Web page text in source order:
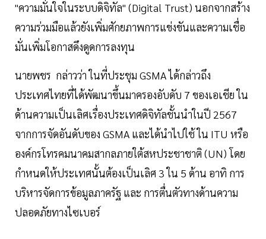
"ความมั่นใจในระบบดิจิทัล" (Digital Trust) นอกจากสร้าง
ความร่วมมือแล้วยังเพิ่มศักยภาพการแข่งขันและความเชื่อ
มั่นเพิ่มโอกาสดึงดูดการลงทุน
นายพชร กล่าวว่า ในที่ประชุม GSMA ได้กล่าวถึง
ประเทศไทยที่ได้พัฒนาขึ้นมาครองอับดับ 7 ของเอเชีย ใน
ด้านความเป็นเลิศเรื่องประเทศดิจิทัลชั้นนำในปี 2567
จากการจัดอันดับของ GSMA และได้นำไปใช้ ใน ITU หรือ
องค์กรโทรคมนาคมสากลภายใต้สหประชาชาติ (UN) โดย
กำหนดให้ประเทศนั้นต้องเป็นเลิศ 3 ใน 5 ด้าน อาทิ การ
บริหารจัดการข้อมูลภาครัฐ และ การตื่นตัวทางด้านความ
ปลอดภัยทางไซเบอร์